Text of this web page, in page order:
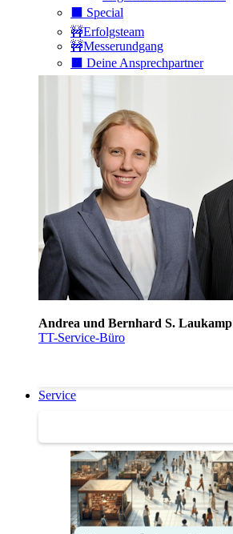
⬛️ Special
🚧Erfolgsteam
🚧Messerundgang
⬛️ Deine Ansprechpartner
Andrea und Bernhard S. Laukamp
TT-Service-Büro
Service